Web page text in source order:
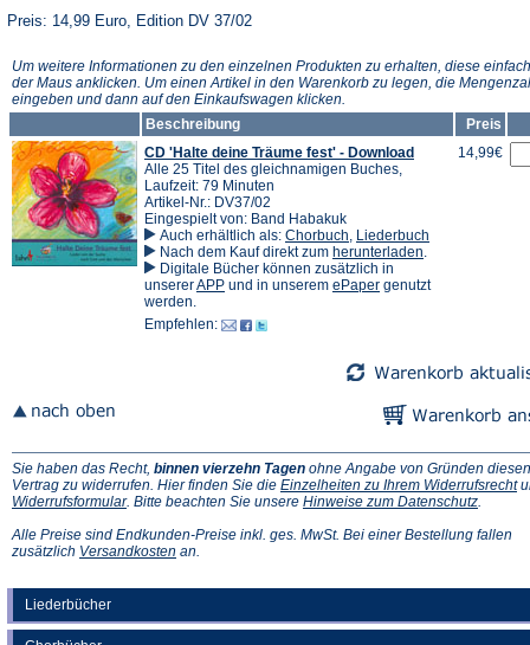
Liederbücher
Preis: 14,99 Euro, Edition DV 37/02
Um weitere Informationen zu den einzelnen Produkten zu erhalten, diese
der Maus anklicken. Um einen Artikel in den Warenkorb zu legen, die
eingeben und dann auf den Einkaufswagen klicken.
Beschreibung
Preis
CD 'Halte deine Träume fest' - Download
Alle 25 Titel des gleichnamigen Buches,
Laufzeit: 79 Minuten
Artikel-Nr.: DV37/02
Eingespielt von: Band Habakuk
Auch erhältlich als: Chorbuch, Liederbuch
Nach dem Kauf direkt zum herunterladen
einem
.
Digitale Bücher können zusätzlich in
unsererAPP(Öffnet
einem
neuen
und in unserem ePaper(Öffnet
genutzt
werden.
Empfehlen:
14,99€
Sie haben das Recht, binnen vierzehn Tagen ohne Angabe von Gründen diesen
Vertrag zu widerrufen. Hier finden Sie die Einzelheiten zu Ihrem Widerrufsrecht
Widerrufsformular(Öffnet
einem
neuen
. Bitte beachten Sie unsere Hinweise zum Datenschutz(Öffnet
einem
.
Alle Preise sind Endkunden-Preise inkl. ges. MwSt. Bei einer Bestellung fallen
zusätzlich Versandkosten (Öffnet
an.